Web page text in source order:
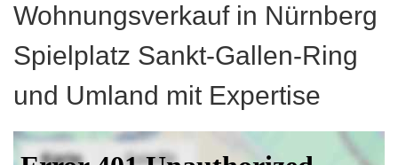
Wohnungsverkauf in Nürnberg
Spielplatz Sankt-Gallen-Ring
und Umland mit Expertise